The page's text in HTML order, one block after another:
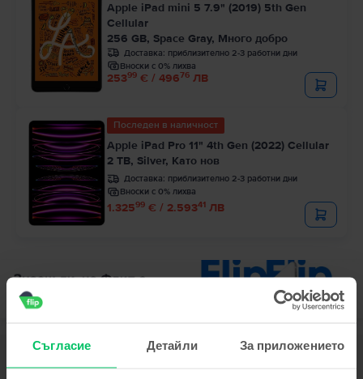
Съгласие Детайли За приложението
Apple iPad mini 5 7.9" (2019) 5th Gen
Cellular
256 GB, Space Gray, Много добро
Доставка: приблизително 2-3 работни дни
Вноски с 0% лихва
25399 € / 49676 ЛВ
Последен в наличност
Apple iPad Pro 11" 4th Gen (2022) Cellular
2 TB, Silver, Като нов
Доставка: приблизително 2-3 работни дни
Вноски с 0% лихва
1.32599 € / 2.59341 ЛВ